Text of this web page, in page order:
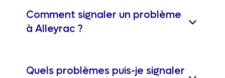
Comment signaler un problème
à Alleyrac ?
Quels problèmes puis-je signaler